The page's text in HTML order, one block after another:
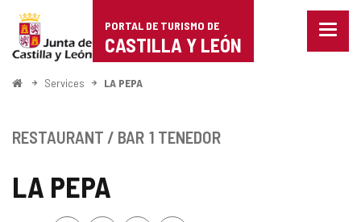
Portal
de
Turismo
Castilla
León
PORTAL DE TURISMO DE
CASTILLA Y LEÓN
Menu
<
Services LA PEPA
LA PEPA
RESTAURANT / BAR 1 TENEDOR